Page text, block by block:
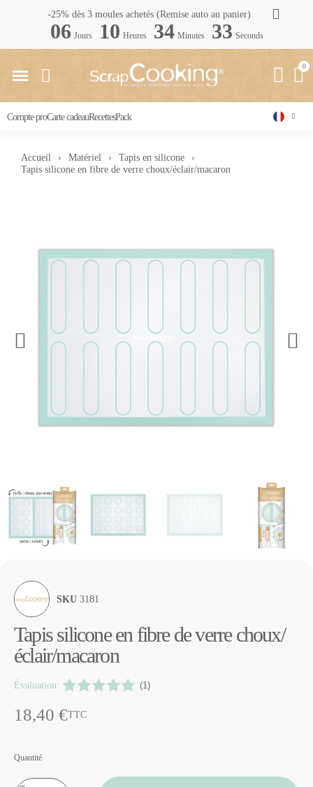
-25% dès 3 moules achetés (Remise auto au panier)
06 Jours 10 Heures 34 Minutes 32 Seconds
Compte proCarte cadeauRecettesPack
Accueil Matériel
Tapis en silicone
Tapis silicone en fibre de verre choux/éclair/macaron
SKU 3181
Tapis silicone en fibre de verre choux/
éclair/macaron
Évaluation: (1)
18,40 €TTC
Quantité